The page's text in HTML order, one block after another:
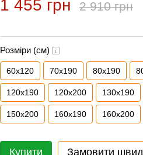
1 455 грн 2 910 грн
Розміри (см)
60х120 70x190 80x190
120x190 120x200 130x190
150x200 160x190 160x200
Купити Замовити